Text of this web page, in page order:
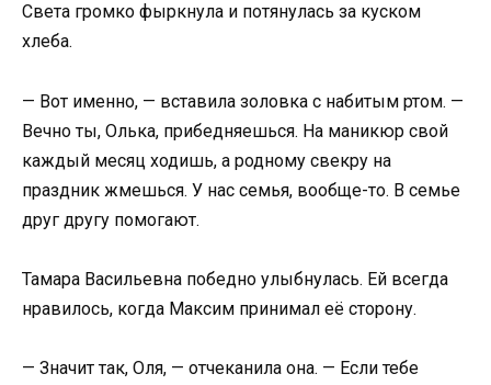
Света громко фыркнула и потянулась за куском
хлеба.
— Вот именно, — вставила золовка с набитым ртом. —
Вечно ты, Олька, прибедняешься. На маникюр свой
каждый месяц ходишь, а родному свекру на
праздник жмешься. У нас семья, вообще-то. В семье
друг другу помогают.
Тамара Васильевна победно улыбнулась. Ей всегда
нравилось, когда Максим принимал её сторону.
— Значит так, Оля, — отчеканила она. — Если тебе